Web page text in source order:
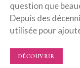
question que
Depuis des
utilisée pour
DÉCOUVRIR